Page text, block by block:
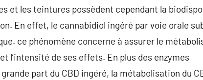
et les teintures possèdent cependant la
En effet, le cannabidiol ingéré par voie orale
ce phénomène concerne à assurer le
l’intensité de ses effets. En plus des enzymes
part du CBD ingéré, la métabolisation du